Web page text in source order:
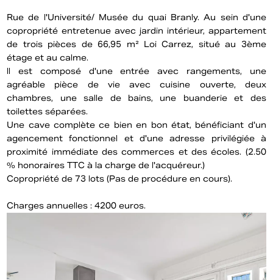
Rue de l'Université/ Musée du quai Branly. Au sein d'une
copropriété entretenue avec jardin intérieur, appartement
de trois pièces de 66,95 m² Loi Carrez, situé au 3ème
étage et au calme.
ll est composé d'une entrée avec rangements, une
agréable pièce de vie avec cuisine ouverte, deux
chambres, une salle de bains, une buanderie et des
toilettes séparées.
Une cave complète ce bien en bon état, bénéficiant d'un
agencement fonctionnel et d'une adresse privilégiée à
proximité immédiate des commerces et des écoles. (2.50
% honoraires TTC à la charge de l'acquéreur.)
Copropriété de 73 lots (Pas de procédure en cours).
Charges annuelles : 4200 euros.